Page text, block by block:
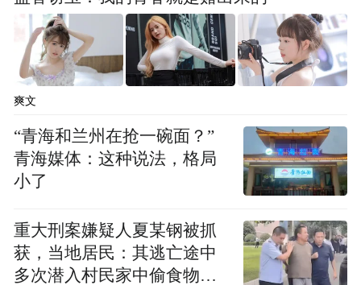
今年的“省图代查”功能更强大。
爽文
“青海和兰州在抢一碗面？”
青海媒体：这种说法，格局
小了
重大刑案嫌疑人夏某钢被抓
获，当地居民：其逃亡途中
多次潜入村民家中偷食物被